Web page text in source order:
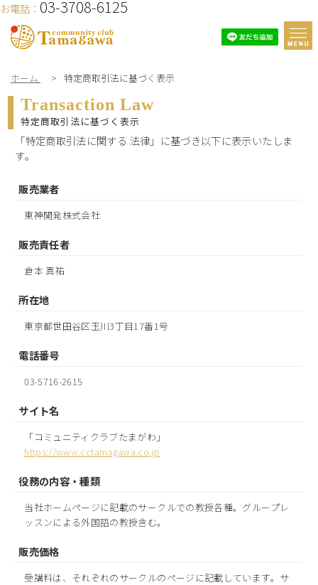
お電話： 03-3708-6125
ホーム > 特定商取引法に基づく表示
Transaction Law
特定商取引法に基づく表示
「特定商取引法に関する 法律」に基づき以下に表示いたしま
す。
販売業者
東神開発株式会社
販売責任者
倉本 真祐
所在地
東京都世田谷区玉川3丁目17番1号
電話番号
03-5716-2615
サイト名
「コミュニティクラブたまがわ」
https://www.cctamagawa.co.jp
役務の内容・種類
当社ホームページに記載のサークルでの教授各種。グループレ
ッスンによる外国語の教授含む。
販売価格
受講料は、それぞれのサークルのページに記載しています。サ